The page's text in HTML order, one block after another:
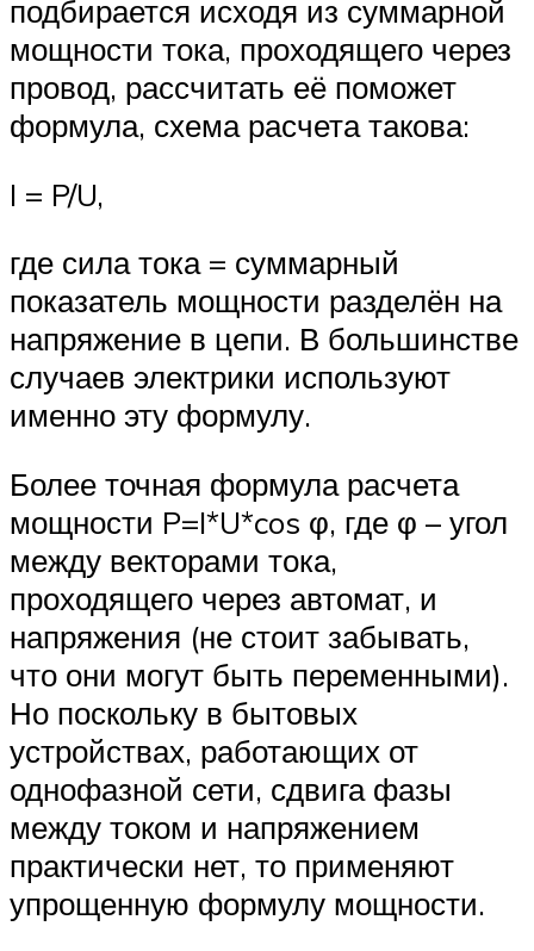
подбирается исходя из суммарной
мощности тока, проходящего через
провод, рассчитать её поможет
формула, схема расчета такова:
I = P/U,
где сила тока = суммарный
показатель мощности разделён на
напряжение в цепи. В большинстве
случаев электрики используют
именно эту формулу.
Более точная формула расчета
мощности P=I*U*cos φ, где φ – угол
между векторами тока,
проходящего через автомат, и
напряжения (не стоит забывать,
что они могут быть переменными).
Но поскольку в бытовых
устройствах, работающих от
однофазной сети, сдвига фазы
между током и напряжением
практически нет, то применяют
упрощенную формулу мощности.